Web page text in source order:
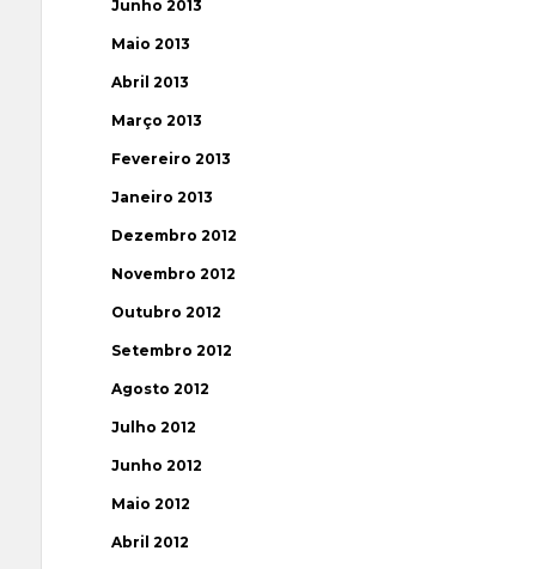
Junho 2013
Maio 2013
Abril 2013
Março 2013
Fevereiro 2013
Janeiro 2013
Dezembro 2012
Novembro 2012
Outubro 2012
Setembro 2012
Agosto 2012
Julho 2012
Junho 2012
Maio 2012
Abril 2012